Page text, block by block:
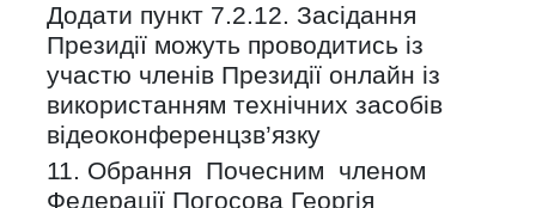
Додати пункт 7.2.12. Засідання
Президії можуть проводитись із
участю членів Президії онлайн із
використанням технічних засобів
відеоконференцзв’язку
11. Обрання Почесним членом
Федерації Погосова Георгія